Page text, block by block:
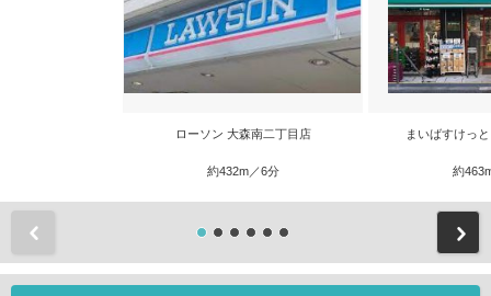
ローソン 大森南二丁目店
約432m／6分
まいばすけっ
約